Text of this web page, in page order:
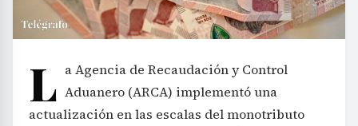
L a Agencia de Recaudación y Control
Aduanero (ARCA) implementó una
actualización en las escalas del monotributo